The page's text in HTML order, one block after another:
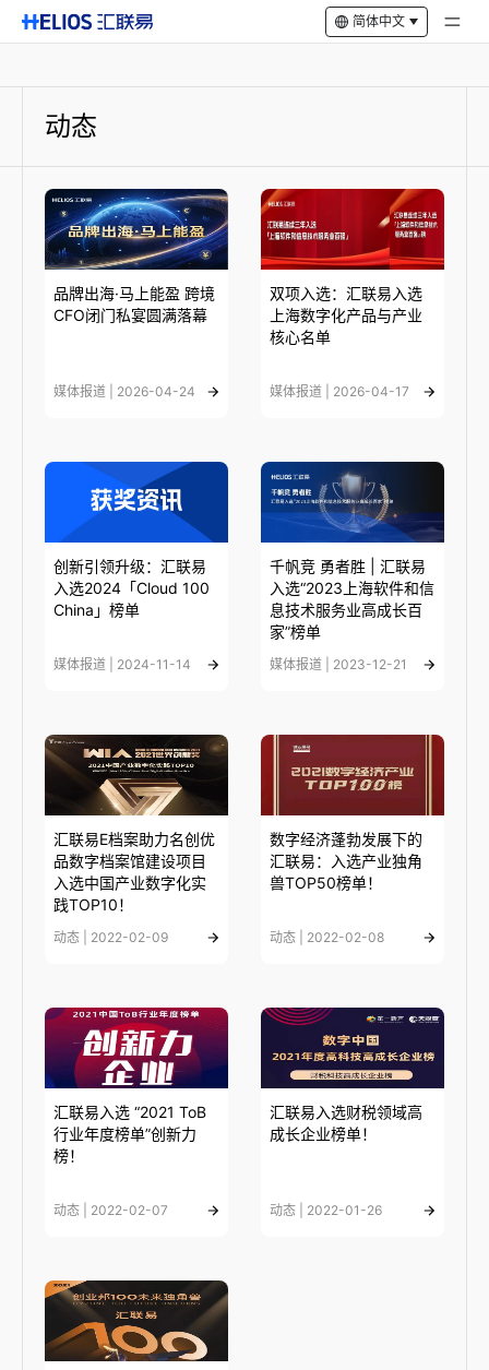
简体中文
动态
品牌出海·马上能盈 跨境
CFO闭门私宴圆满落幕
媒体报道 | 2026-04-24
双项入选：汇联易入选
上海数字化产品与产业
核心名单
媒体报道 | 2026-04-17
创新引领升级：汇联易
入选2024「Cloud 100
China」榜单
媒体报道 | 2024-11-14
千帆竞 勇者胜 | 汇联易
入选“2023上海软件和信
息技术服务业高成长百
家”榜单
媒体报道 | 2023-12-21
汇联易E档案助力名创优
品数字档案馆建设项目
入选中国产业数字化实
践TOP10！
动态 | 2022-02-09
数字经济蓬勃发展下的
汇联易：入选产业独角
兽TOP50榜单！
动态 | 2022-02-08
汇联易入选 “2021 ToB
行业年度榜单”创新力
榜！
动态 | 2022-02-07
汇联易入选财税领域高
成长企业榜单！
动态 | 2022-01-26